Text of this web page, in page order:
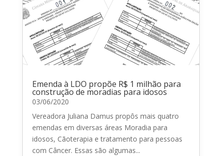
Emenda à LDO propõe R$ 1 milhão para
construção de moradias para idosos
03/06/2020
Vereadora Juliana Damus propôs mais quatro
emendas em diversas áreas Moradia para
idosos, Cãoterapia e tratamento para pessoas
com Câncer. Essas são algumas...